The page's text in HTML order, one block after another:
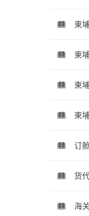
柬
柬
柬
柬
订
货
海